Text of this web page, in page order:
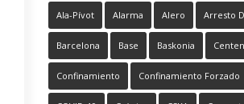
Ala-Pívot Alarma Alero Arresto
Barcelona Base Baskonia
Confinamiento Confinamiento Forzado